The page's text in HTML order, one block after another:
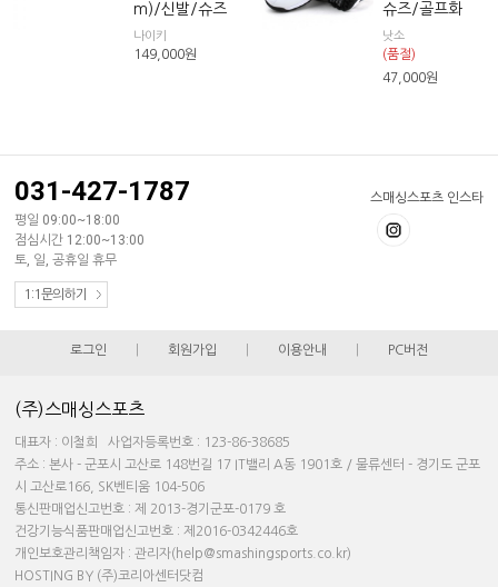
m)/신발/슈즈
나이키
149,000원
슈즈/골프화
낫소
(품절)
47,000원
스매싱스포츠 인스타
031-427-1787
평일 09:00~18:00
점심시간 12:00~13:00
토, 일, 공휴일 휴무
1:1문의하기
로그인 회원가입 이용안내 PC버전
(주)스매싱스포츠
대표자 : 이철희 사업자등록번호 : 123-86-38685
주소 : 본사 - 군포시 고산로 148번길 17 IT밸리 A동 1901호 / 물류센터 - 경기도 군포
시 고산로166, SK벤티움 104-506
통신판매업신고번호 : 제 2013-경기군포-0179 호
건강기능식품판매업신고번호 : 제2016-0342446호
개인보호관리책임자 : 관리자(help@smashingsports.co.kr)
HOSTING BY (주)코리아센터닷컴